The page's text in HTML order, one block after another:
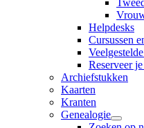
Helpdesks
Cursussen
Reserveer
Archiefstukken
Kaarten
Kranten
Genealogie